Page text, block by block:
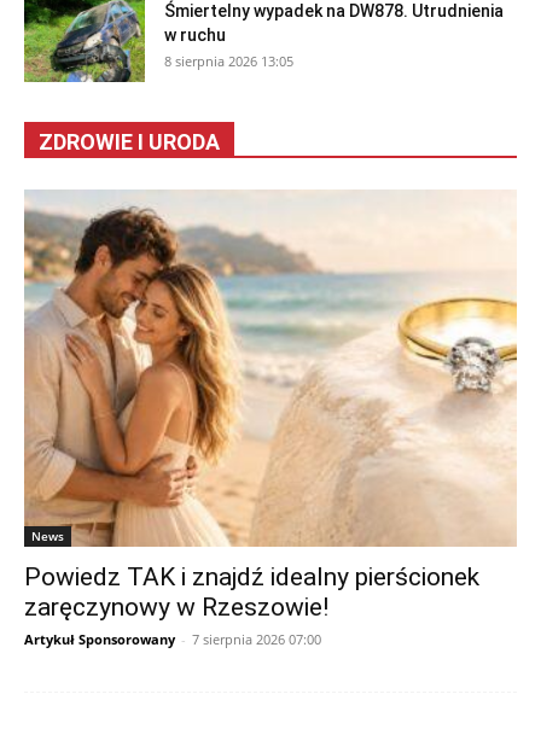
Śmiertelny wypadek na DW878. Utrudnienia
w ruchu
8 sierpnia 2026 13:05
ZDROWIE I URODA
News
Powiedz TAK i znajdź idealny pierścionek
zaręczynowy w Rzeszowie!
Artykuł Sponsorowany - 7 sierpnia 2026 07:00